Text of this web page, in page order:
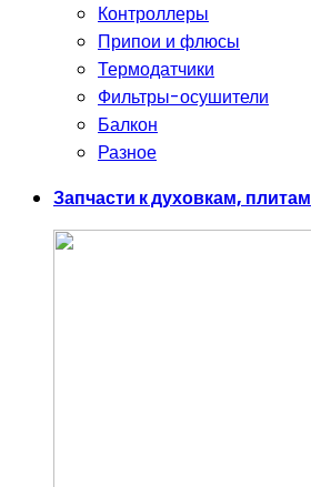
Контроллеры
Припои и флюсы
Термодатчики
Фильтры-осушители
Балкон
Разное
Запчасти к духовкам, плитам